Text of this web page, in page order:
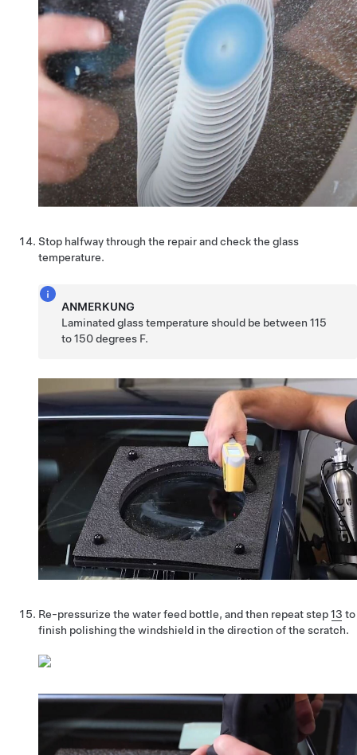
Stop halfway through the repair and check the glass
temperature.
ANMERKUNG
Laminated glass temperature should be between 115
to 150 degrees F.
Re-pressurize the water feed bottle, and then repeat step13 to
finish polishing the windshield in the direction of the scratch.